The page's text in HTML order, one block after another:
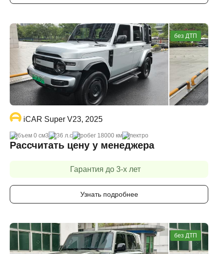
без ДТП
iCAR Super V23, 2025
объем 0 cм3 136 л.с пробег 18000 км электро
Рассчитать цену у менеджера
Гарантия до 3-х лет
Узнать подробнее
без ДТП